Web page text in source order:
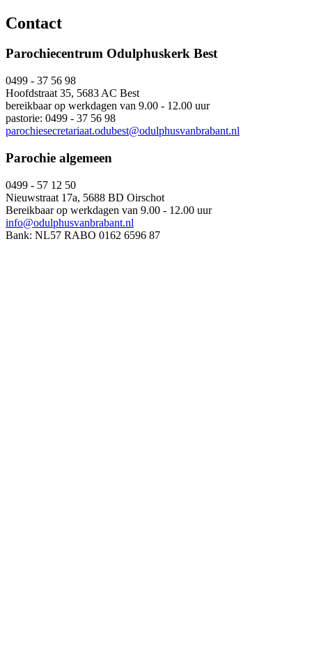
Contact
Parochiecentrum Odulphuskerk Best
0499 - 37 56 98
Hoofdstraat 35, 5683 AC Best
bereikbaar op werkdagen van 9.00 - 12.00 uur
pastorie: 0499 - 37 56 98
parochiesecretariaat.odubest@odulphusvanbrabant.nl
Parochie algemeen
0499 - 57 12 50
Nieuwstraat 17a, 5688 BD Oirschot
Bereikbaar op werkdagen van 9.00 - 12.00 uur
info@odulphusvanbrabant.nl
Bank: NL57 RABO 0162 6596 87